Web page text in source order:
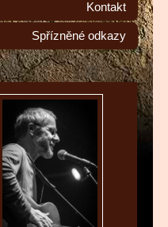
Kontakt
Spřízněné odkazy